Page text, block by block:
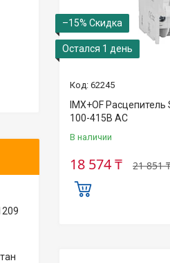
–15%
Остался 1 день
62245
IMX+OF
100-415В АС
В наличии
21 851
18 574 ₸